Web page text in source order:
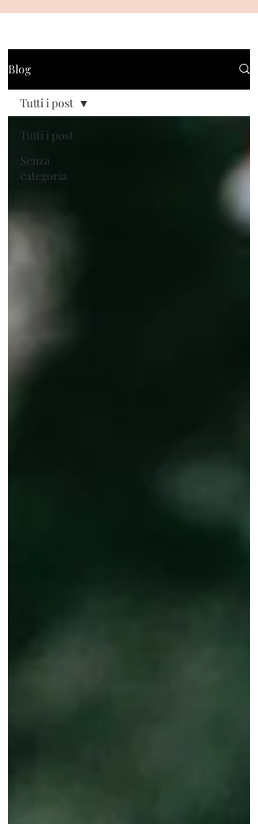
Blog
Tutti i post
Senza
categoria
Tutti i post